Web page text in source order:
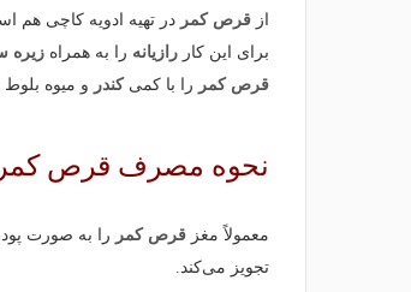
از قرص کمر در تهیه ادویه کاچی هم
برای این کار رازیانه را به همراه زیره
قرص کمر را با کمیکندر و میوه
نحوه مصرف قرص کمر
معمولاً مغز قرص کمر را به صورت
تجویز می‌کند.